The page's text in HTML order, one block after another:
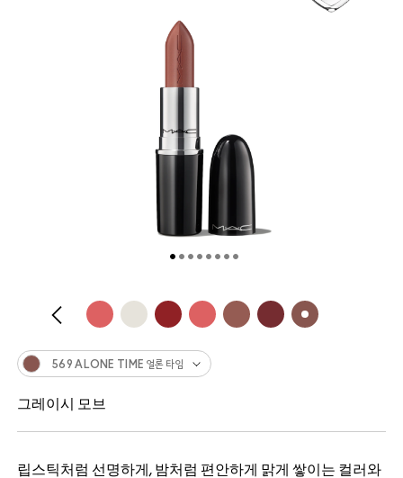
립스틱처럼 선명하게, 밤처럼 편안하게 맑게 쌓이는 컬러와
569 ALONE TIME 얼론 타임
그레이시 모브